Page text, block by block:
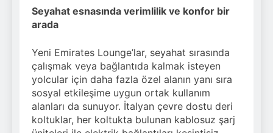
Seyahat esnasında verimlilik ve konfor bir
arada
Yeni Emirates Lounge’lar, seyahat sırasında
çalışmak veya bağlantıda kalmak isteyen
yolcular için daha fazla özel alanın yanı sıra
sosyal etkileşime uygun ortak kullanım
alanları da sunuyor. İtalyan çevre dostu deri
koltuklar, her koltukta bulunan kablosuz şarj